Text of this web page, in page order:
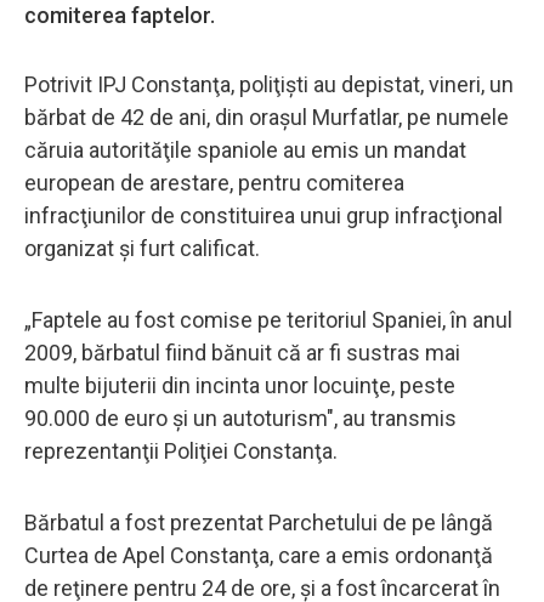
comiterea faptelor.
Potrivit IPJ Constanţa, poliţişti au depistat, vineri, un
bărbat de 42 de ani, din oraşul Murfatlar, pe numele
căruia autorităţile spaniole au emis un mandat
european de arestare, pentru comiterea
infracţiunilor de constituirea unui grup infracţional
organizat şi furt calificat.
„Faptele au fost comise pe teritoriul Spaniei, în anul
2009, bărbatul fiind bănuit că ar fi sustras mai
multe bijuterii din incinta unor locuinţe, peste
90.000 de euro şi un autoturism", au transmis
reprezentanţii Poliţiei Constanţa.
Bărbatul a fost prezentat Parchetului de pe lângă
Curtea de Apel Constanţa, care a emis ordonanţă
de reţinere pentru 24 de ore, şi a fost încarcerat în